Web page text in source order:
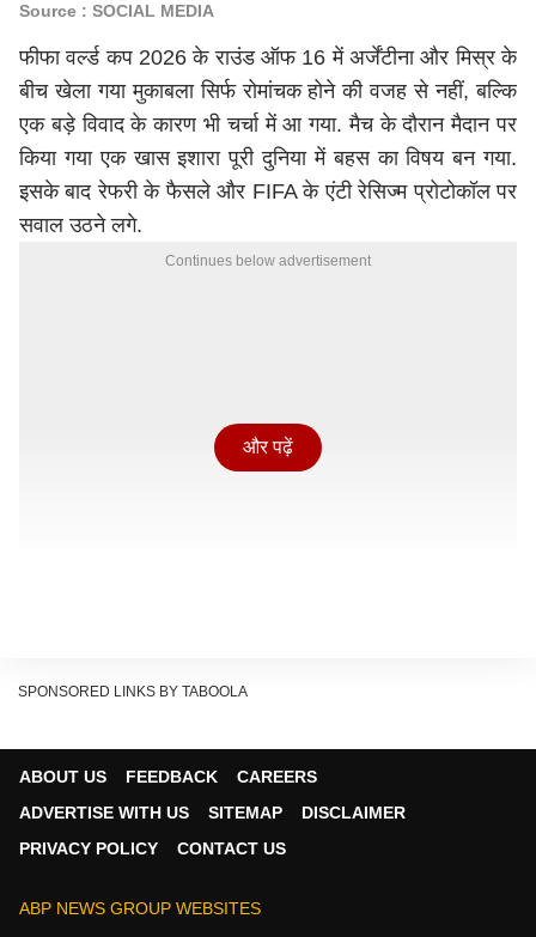
Source : SOCIAL MEDIA
फीफा वर्ल्ड कप 2026 के राउंड ऑफ 16 में अर्जेंटीना और मिस्र के
बीच खेला गया मुकाबला सिर्फ रोमांचक होने की वजह से नहीं, बल्कि
एक बड़े विवाद के कारण भी चर्चा में आ गया. मैच के दौरान मैदान पर
किया गया एक खास इशारा पूरी दुनिया में बहस का विषय बन गया.
इसके बाद रेफरी के फैसले और FIFA के एंटी रेसिज्म प्रोटोकॉल पर
सवाल उठने लगे.
Continues below advertisement
यासर इब्राहिम ने पहला गोल किया. इसके बाद मोस्तफा जिको ने
और पढ़ें
SPONSORED LINKS BY TABOOLA
ABOUT US FEEDBACK
CAREERS
ADVERTISE WITH US
SITEMAP
DISCLAIMER
PRIVACY POLICY
CONTACT US
ABP NEWS GROUP WEBSITES